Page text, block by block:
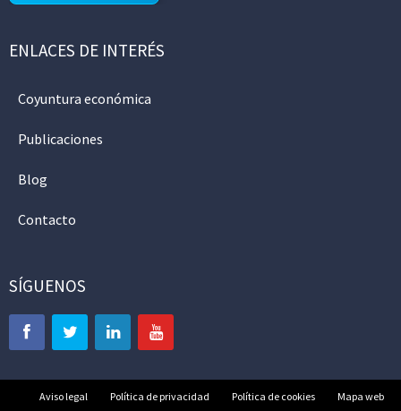
ENLACES DE INTERÉS
Coyuntura económica
Publicaciones
Blog
Contacto
SÍGUENOS
Aviso legal Política de privacidad Política de cookies Mapa web